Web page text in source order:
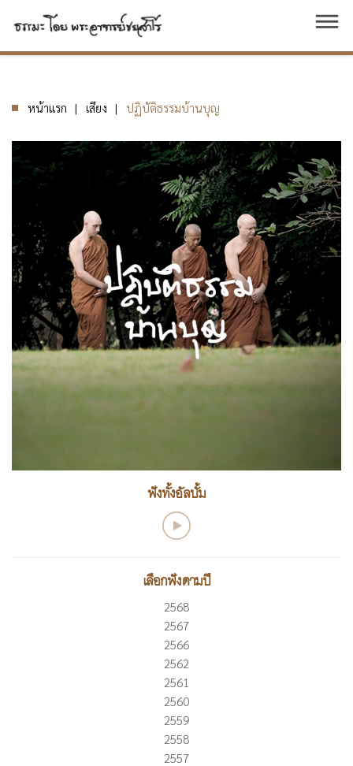
dehaze
หน้าแรก เสียง ปฏิบัติธรรมบ้านบุญ
ฟังทั้งอัลบั้ม
เลือกฟังตามปี
2568
2567
2566
2562
2561
2560
2559
2558
2557